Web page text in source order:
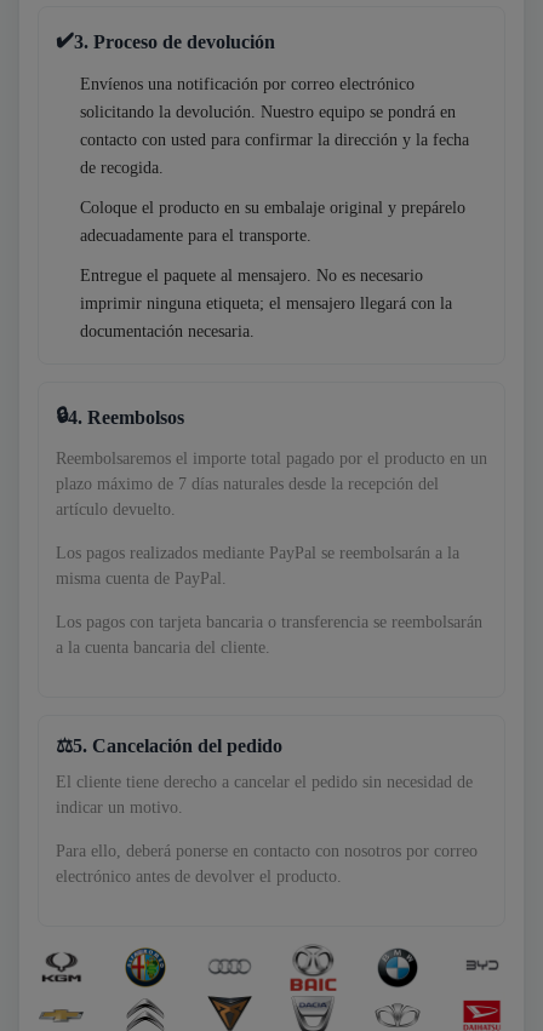
3. Proceso de devolución
Envíenos una notificación por correo electrónico
solicitando la devolución. Nuestro equipo se pondrá en
contacto con usted para confirmar la dirección y la fecha
de recogida.
Coloque el producto en su embalaje original y prepárelo
adecuadamente para el transporte.
Entregue el paquete al mensajero. No es necesario
imprimir ninguna etiqueta; el mensajero llegará con la
documentación necesaria.
4. Reembolsos
Reembolsaremos el importe total pagado por el producto en un
plazo máximo de 7 días naturales desde la recepción del
artículo devuelto.
Los pagos realizados mediante PayPal se reembolsarán a la
misma cuenta de PayPal.
Los pagos con tarjeta bancaria o transferencia se reembolsarán
a la cuenta bancaria del cliente.
5. Cancelación del pedido
El cliente tiene derecho a cancelar el pedido sin necesidad de
indicar un motivo.
Para ello, deberá ponerse en contacto con nosotros por correo
electrónico antes de devolver el producto.